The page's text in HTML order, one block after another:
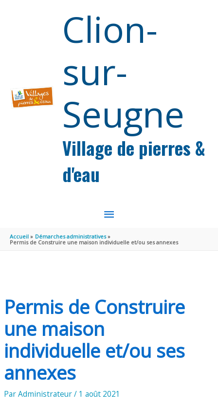
Clion-
sur-
Seugne
Village de pierres &
d'eau
MENU
PRINCIPAL
Accueil
Démarches administratives
Permis de Construire une maison individuelle et/ou ses annexes
Permis de Construire
une maison
individuelle et/ou ses
annexes
ParAdministrateur/ 1 août 2021